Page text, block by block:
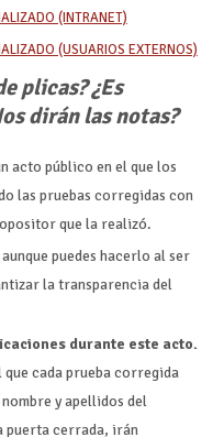
(INTRANET)
(USUARIOS EXTERNOS)
plicas? ¿Es
dirán las notas?
acto público en el que los
las pruebas corregidas con
que la realizó.
aunque puedes hacerlo al ser
la transparencia del
durante este acto.
cada prueba corregida
y apellidos del
puerta cerrada, irán